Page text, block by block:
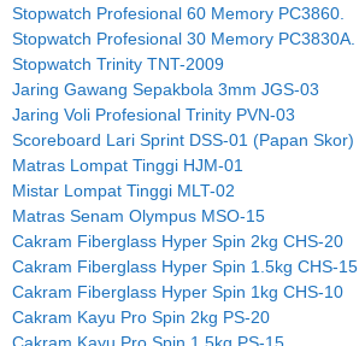
Stopwatch Profesional 60 Memory PC3860.
Stopwatch Profesional 30 Memory PC3830A.
Stopwatch Trinity TNT-2009
Jaring Gawang Sepakbola 3mm JGS-03
Jaring Voli Profesional Trinity PVN-03
Scoreboard Lari Sprint DSS-01 (Papan Skor)
Matras Lompat Tinggi HJM-01
Mistar Lompat Tinggi MLT-02
Matras Senam Olympus MSO-15
Cakram Fiberglass Hyper Spin 2kg CHS-20
Cakram Fiberglass Hyper Spin 1.5kg CHS-15
Cakram Fiberglass Hyper Spin 1kg CHS-10
Cakram Kayu Pro Spin 2kg PS-20